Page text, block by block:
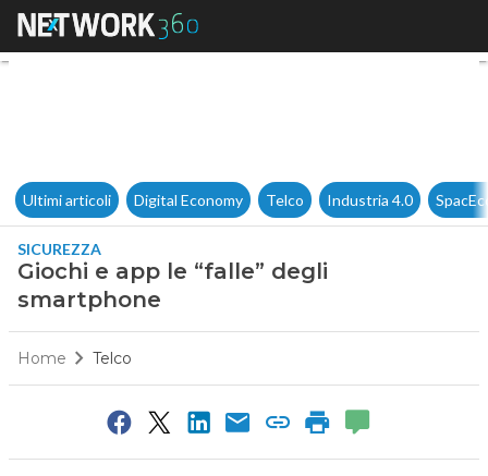
Giochi e app le “falle” degli
Ultimi articoli Digital Economy Telco Industria 4.0
SICUREZZA
Giochi e app le “falle” degli
smartphone
Home Telco